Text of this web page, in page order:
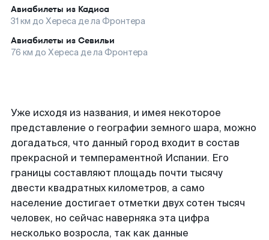
Авиабилеты из Кадиса
31 км до Хереса де ла Фронтера
Авиабилеты из Севильи
76 км до Хереса де ла Фронтера
Уже исходя из названия, и имея некоторое
представление о географии земного шара, можно
догадаться, что данный город входит в состав
прекрасной и темпераментной Испании. Его
границы составляют площадь почти тысячу
двести квадратных километров, а само
население достигает отметки двух сотен тысяч
человек, но сейчас наверняка эта цифра
несколько возросла, так как данные